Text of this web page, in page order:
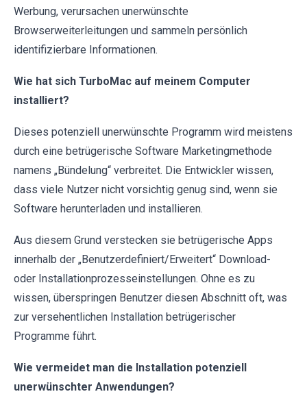
Werbung, verursachen unerwünschte
Browserweiterleitungen und sammeln persönlich
identifizierbare Informationen.
Wie hat sich TurboMac auf meinem Computer
installiert?
Dieses potenziell unerwünschte Programm wird meistens
durch eine betrügerische Software Marketingmethode
namens „Bündelung“ verbreitet. Die Entwickler wissen,
dass viele Nutzer nicht vorsichtig genug sind, wenn sie
Software herunterladen und installieren.
Aus diesem Grund verstecken sie betrügerische Apps
innerhalb der „Benutzerdefiniert/Erweitert“ Download-
oder Installationprozesseinstellungen. Ohne es zu
wissen, überspringen Benutzer diesen Abschnitt oft, was
zur versehentlichen Installation betrügerischer
Programme führt.
Wie vermeidet man die Installation potenziell
unerwünschter Anwendungen?